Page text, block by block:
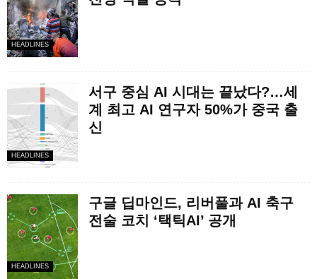
HEADLINES
HEADLINES
서구 중심 AI 시대는 끝났다?…세
계 최고 AI 연구자 50%가 중국 출
신
HEADLINES
구글 딥마인드, 리버풀과 AI 축구
전술 코치 ‘택틱AI’ 공개